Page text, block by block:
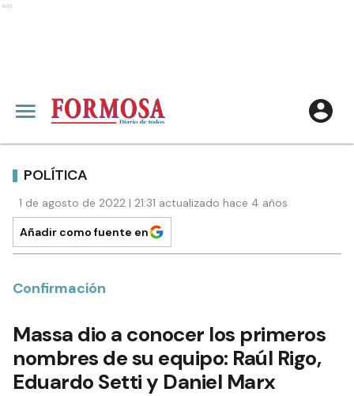
Ads
POLÍTICA
1 de agosto de 2022 | 21:31 actualizado hace 4 años
Añadir como fuente en
Confirmación
Massa dio a conocer los primeros
nombres de su equipo: Raúl Rigo,
Eduardo Setti y Daniel Marx